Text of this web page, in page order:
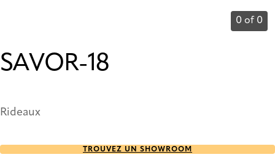
0 of 0
SAVOR-18
Rideaux
TROUVEZ UN SHOWROOM